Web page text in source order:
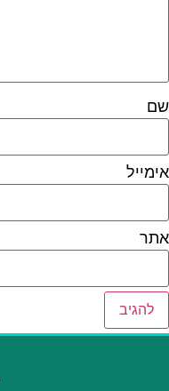
שם
אימייל
אתר